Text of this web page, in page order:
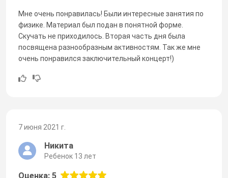
Мне очень понравилась! Были интересные занятия по
физике. Материал был подан в понятной форме.
Скучать не приходилось. Вторая часть дня была
посвящена разнообразным активностям. Так же мне
очень понравился заключительный концерт!)
7 июня 2021 г.
Никита
Ребенок 13 лет
Оценка: 5